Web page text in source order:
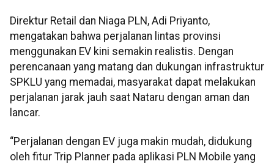
Direktur Retail dan Niaga PLN, Adi Priyanto,
mengatakan bahwa perjalanan lintas provinsi
menggunakan EV kini semakin realistis. Dengan
perencanaan yang matang dan dukungan infrastruktur
SPKLU yang memadai, masyarakat dapat melakukan
perjalanan jarak jauh saat Nataru dengan aman dan
lancar.
“Perjalanan dengan EV juga makin mudah, didukung
oleh fitur Trip Planner pada aplikasi PLN Mobile yang